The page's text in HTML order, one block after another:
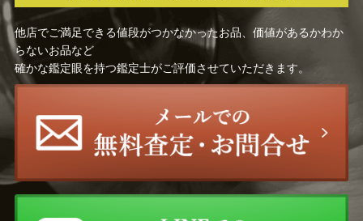
他店でご満足できる値段がつかなかったお品、価値があるかわか
らないお品など
確かな鑑定眼を持つ鑑定士がご評価させていただきます。